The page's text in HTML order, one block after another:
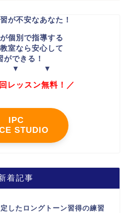
が不安なあなた！
個別で指導する
室なら安心して
ができる！
▼ ▼
レッスン無料！／
IPC
STUDIO
着記事
したロングトーン習得の練習